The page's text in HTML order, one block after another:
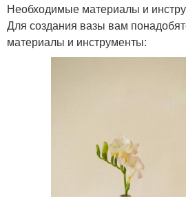
Необходимые материалы и
Для создания вазы вам
материалы и инструменты: